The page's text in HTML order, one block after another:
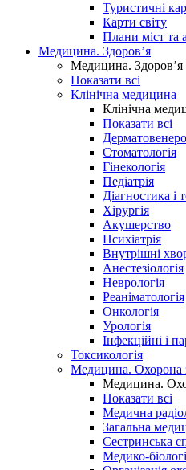
Туристичні
Карти світу
Плани міст та
Медицина. Здоров’я
Медицина. Здоров’я
Показати всі
Клінічна медицина
Клінічна
Показати всі
Стоматологія
Гінекологія
Педіатрія
Діагностика і
Хірургія
Акушерство
Психіатрія
Внутрішні
Анестезіологія
Неврологія
Реаніматологія
Онкологія
Урологія
Інфекційні і
Токсикологія
Медицина. Охорона
Медицина.
Показати всі
Медична
Загальна
Сестринська
Медико-